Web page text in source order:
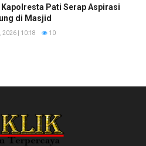
Pati Serap Aspirasi
di Masjid
2026 | 10:18 10